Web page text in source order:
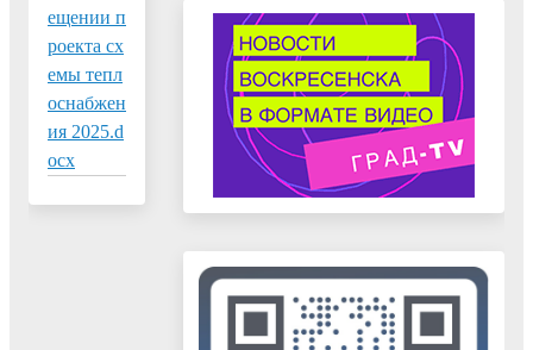
ещении п
роекта сх
емы тепл
оснабжен
ия 2025.d
ocx